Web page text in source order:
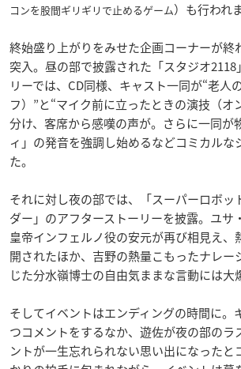
コンを股間ギリギリで止めるゲーム）も行われ
終始盛り上がりをみせた企画コーナーが終
突入。昼の部で披露された「スタジオ
リーでは、CD同様、キャスト一同が“老人
フ）”と“マイク前に立ったときの演技（オ
分け、客席から感嘆の声が。さらに一同が
ィ」の発音を強調し始めるなどコミカルな
た。
それに対し夜の部では、「スーパーロボッ
ダー」のアフターストーリーを披露。ユサ
皇帝インフェルノ役の安元が再び相見え、
開されたほか、吉野の熱量こもったナレー
じた分水嶺博士の自由気ままな言動には大
そしてイベントはエンディングの時間に。
つコメントをするなか、遊佐が夜の部のラ
ントが一生忘れられない思い出になったと